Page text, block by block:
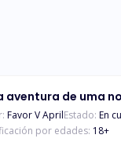
aventura de uma
Favor V AprilEstado: En
por edades: 18+